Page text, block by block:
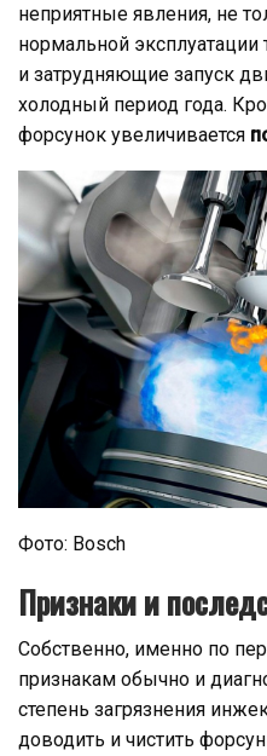
неприятные явления, не
нормальной эксплуатации
и затрудняющие запуск
холодный период года.
форсунок увеличивается
Фото: Bosch
Признаки и
Собственно, именно по
признакам обычно и
степень загрязнения
доводить и чистить